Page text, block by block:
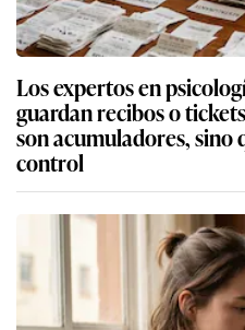
Los expertos en
guardan recibos o
son acumuladores, sino
control